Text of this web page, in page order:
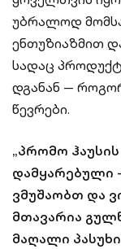
უბრალოდ
ენთუზიაზმით
სადაც
დგანან —
წევრები.
„პრომო
დამყარებული
ვმუშაობთ და
მთავარია
მაღალი